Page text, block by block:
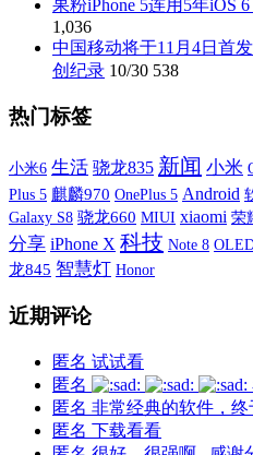
果粉iPhone 5连用5年iOS
1,036
中国移动将于11月4日首
创纪录 10/30 538
热门标签
小米6 生活 骁龙835 新闻 小米
Plus 5 麒麟970 OnePlus 5 Android
Galaxy S8 骁龙660 MIUI xiaomi 荣
分享 iPhone X 科技 Note 8
龙845 智慧灯 Honor
近期评论
匿名 试试看
匿名
匿名 非常经典的软件，终
匿名 下载看看